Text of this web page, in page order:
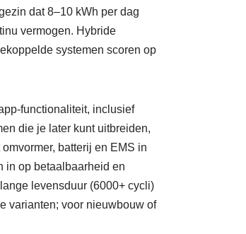
dat 8–10 kWh per dag
vermogen. Hybride
systemen scoren op
functionaliteit, inclusief
die je later kunt uitbreiden,
batterij en EMS in
in op betaalbaarheid en
levensduur (6000+ cycli)
varianten; voor nieuwbouw of